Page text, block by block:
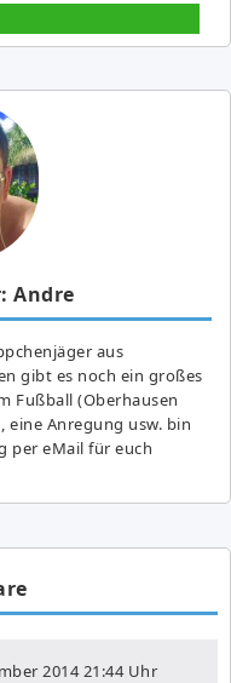
Andre
aus
gibt es noch ein großes
Fußball (Oberhausen
eine Anregung usw. bin
per eMail für euch
201421:44 Uhr